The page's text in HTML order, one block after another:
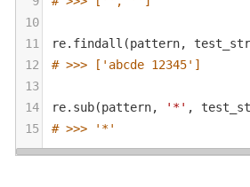
10
11
re. findall (pattern,
12
# >>> ['abcde 12345']
13
14
re. sub(pattern, '*' ,
15
# >>> '*'